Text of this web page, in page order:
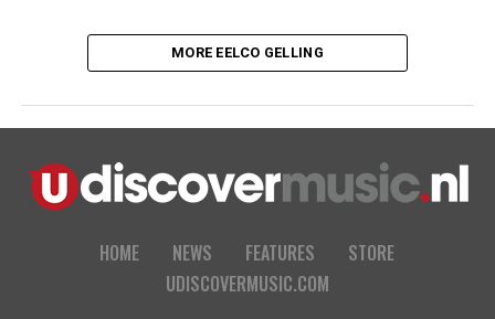
MORE EELCO GELLING
HOME NEWS FEATURES
STORE
UDISCOVERMUSIC.COM